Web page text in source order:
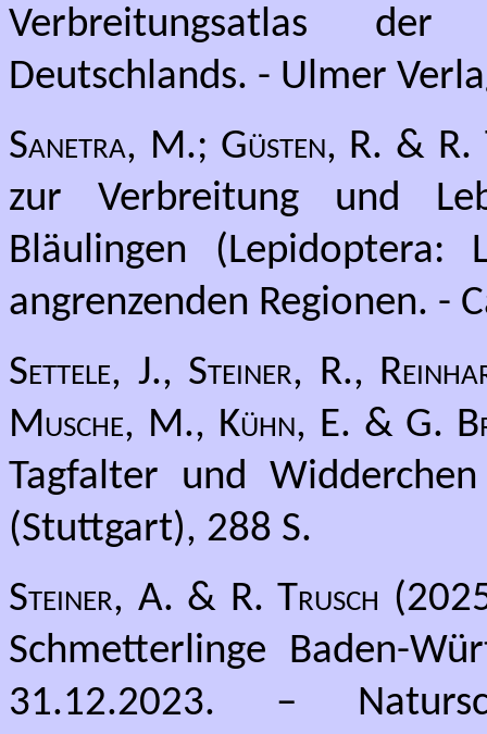
Verbreitungsatlas
Deutschlands. - Ulmer
Sanetra, M.; Güsten, R. & R.
zur Verbreitung und
Bläulingen (Lepidoptera:
angrenzenden Regionen. -
Settele, J., Steiner, R.,
Musche, M., Kühn, E. & G.
Tagfalter und
(Stuttgart), 288 S.
Steiner, A. & R. Trusch
Schmetterlinge Baden-
31.12.2023. –